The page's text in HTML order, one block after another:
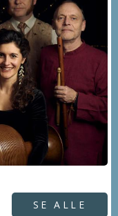
SE ALLE